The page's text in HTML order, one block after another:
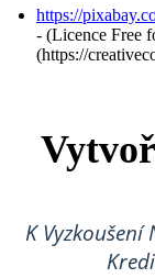
https://
- (Licence Free
(https://
K